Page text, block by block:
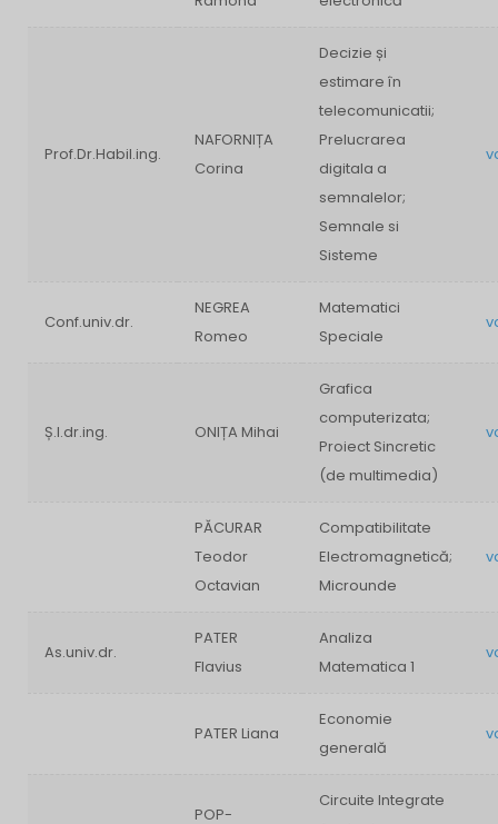
Prof.Dr.Habil.ing.
NAFORNIȚA
Corina
Decizie și
estimare în
telecomunicatii;
Prelucrarea
digitala a
semnalelor;
Semnale si
Sisteme
Conf.univ.dr.
NEGREA
Romeo
Matematici
Speciale
Ș.l.dr.ing. ONIȚA Mihai
Grafica
computerizata;
Proiect Sincretic
(de multimedia)
PĂCURAR
Teodor
Octavian
Compatibilitate
Electromagnetică;
Microunde
As.univ.dr.
PATER
Flavius
Analiza
Matematica 1
PATER Liana
Economie
generală
POP-
Circuite Integrate